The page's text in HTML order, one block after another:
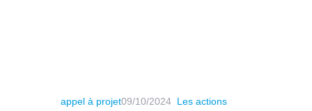
appel à projet09/10/2024 Les actions